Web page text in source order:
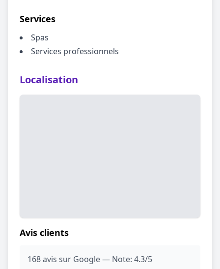
Services
Spas
Services professionnels
Localisation
Avis clients
168 avis sur Google — Note: 4.3/5